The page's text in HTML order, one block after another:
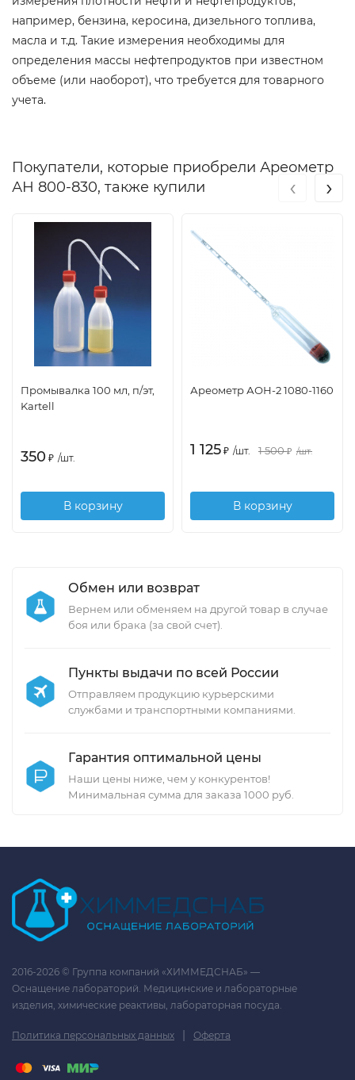
например, бензина, керосина, дизельного топлива,
масла и т.д. Такие измерения необходимы для
определения массы нефтепродуктов при известном
объеме (или наоборот), что требуется для товарного
учета.
Покупатели, которые приобрели Ареометр
АН 800-830, также купили
Промывалка 100 мл, п/эт,
Kartell
350 ₽ /шт.
В корзину
Ареометр АОН-2 1080-1160
1 125 ₽ /шт. 1 500 ₽ /шт.
В корзину
‹ ›
Обмен или возврат
Вернем или обменяем на другой товар в случае
боя или брака (за свой счет).
Пункты выдачи по всей России
Отправляем продукцию курьерскими
службами и транспортными компаниями.
Гарантия оптимальной цены
Наши цены ниже, чем у конкурентов!
Минимальная сумма для заказа 1000 руб.
2016-2026 © Группа компаний «ХИММЕДСНАБ» —
Оснащение лабораторий. Медицинские и лабораторные
изделия, химические реактивы, лабораторная посуда.
Политика персональных данных | Оферта